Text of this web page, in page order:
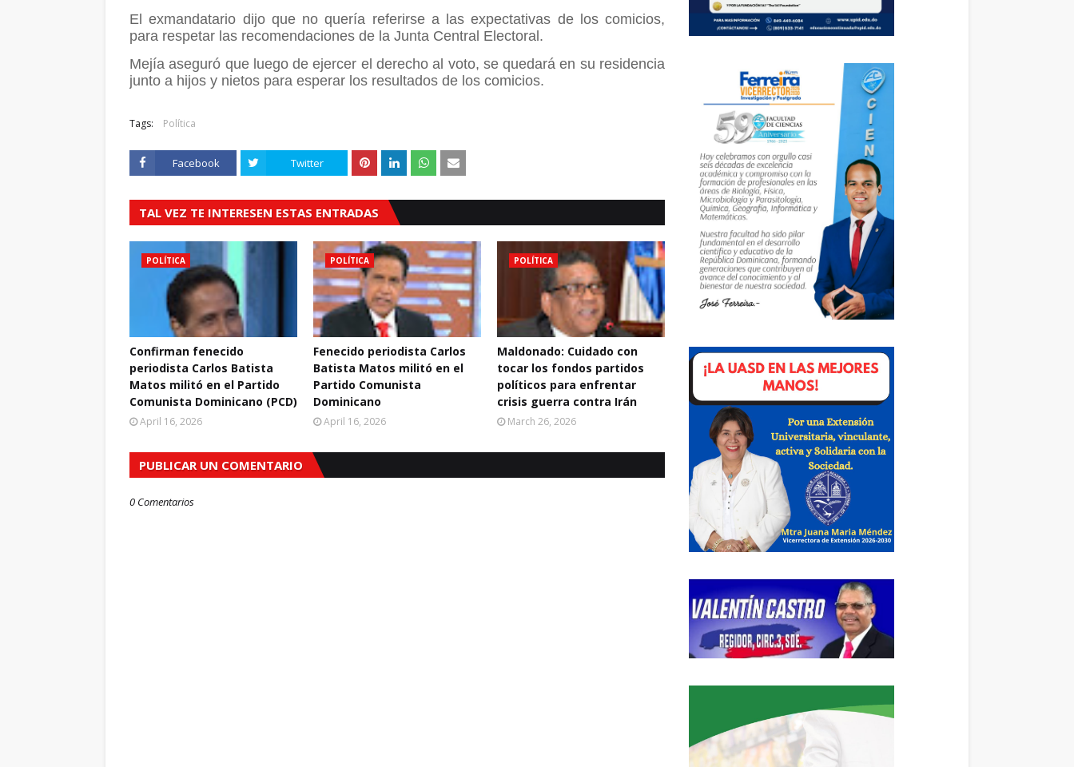
El exmandatario dijo que no quería referirse a las expectativas de los comicios,
para respetar las recomendaciones de la Junta Central Electoral.
Mejía aseguró que luego de ejercer el derecho al voto, se quedará en su residencia
junto a hijos y nietos para esperar los resultados de los comicios.
Tags: Política
Facebook Twitter
TAL VEZ TE INTERESEN ESTAS ENTRADAS
POLÍTICA
Confirman fenecido
periodista Carlos Batista
Matos militó en el Partido
Comunista Dominicano (PCD)
April 16, 2026
POLÍTICA
Fenecido periodista Carlos
Batista Matos militó en el
Partido Comunista
Dominicano
April 16, 2026
POLÍTICA
Maldonado: Cuidado con
tocar los fondos partidos
políticos para enfrentar
crisis guerra contra Irán
March 26, 2026
PUBLICAR UN COMENTARIO
0 Comentarios